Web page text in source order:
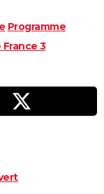
Programme
3